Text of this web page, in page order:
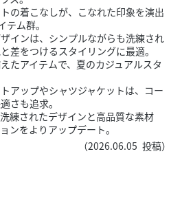
の着こなしが、こなれた印象を演出
テム群。
インは、シンプルながらも洗練され
差をつけるスタイリングに最適。
たアイテムで、夏のカジュアルスタ
アップやシャツジャケットは、コー
さも追求。
練されたデザインと高品質な素材
ンをよりアップデート。
（2026.06.05 投稿）